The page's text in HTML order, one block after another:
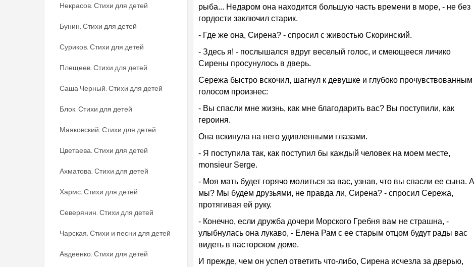
рыба... Недаром она находится большую часть времени в море, - не без
гордости заключил старик.
- Где же она, Сирена? - спросил с живостью Скоринский.
- Здесь я! - послышался вдруг веселый голос, и смеющееся личико
Сирены просунулось в дверь.
Сережа быстро вскочил, шагнул к девушке и глубоко прочувствованным
голосом произнес:
- Вы спасли мне жизнь, как мне благодарить вас? Вы поступили, как
героиня.
Она вскинула на него удивленными глазами.
- Я поступила так, как поступил бы каждый человек на моем месте,
monsieur Serge.
- Моя мать будет горячо молиться за вас, узнав, что вы спасли ее сына. А
мы? Мы будем друзьями, не правда ли, Сирена? - спросил Сережа,
протягивая ей руку.
- Конечно, если дружба дочери Морского Гребня вам не страшна, -
улыбнулась она лукаво, - Елена Рам с ее старым отцом будут рады вас
видеть в пасторском доме.
И прежде, чем он успел ответить что-либо, Сирена исчезла за дверью,
Некрасов. Стихи для детей
Бунин. Стихи для детей
Суриков. Стихи для детей
Плещеев. Стихи для детей
Саша Черный. Стихи для детей
Блок. Стихи для детей
Маяковский. Стихи для детей
Цветаева. Стихи для детей
Ахматова. Стихи для детей
Хармс. Стихи для детей
Северянин. Стихи для детей
Чарская. Стихи и песни для детей
Авдеенко. Стихи для детей